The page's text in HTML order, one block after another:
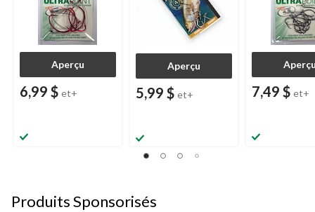
Aperçu
6,99 $ et+
Aperçu
5,99 $ et+ 7,49 $ et+
Produits Sponsorisés